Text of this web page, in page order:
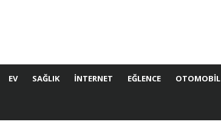
EV SAĞLIK İNTERNET EĞLENCE OTOMOBIL